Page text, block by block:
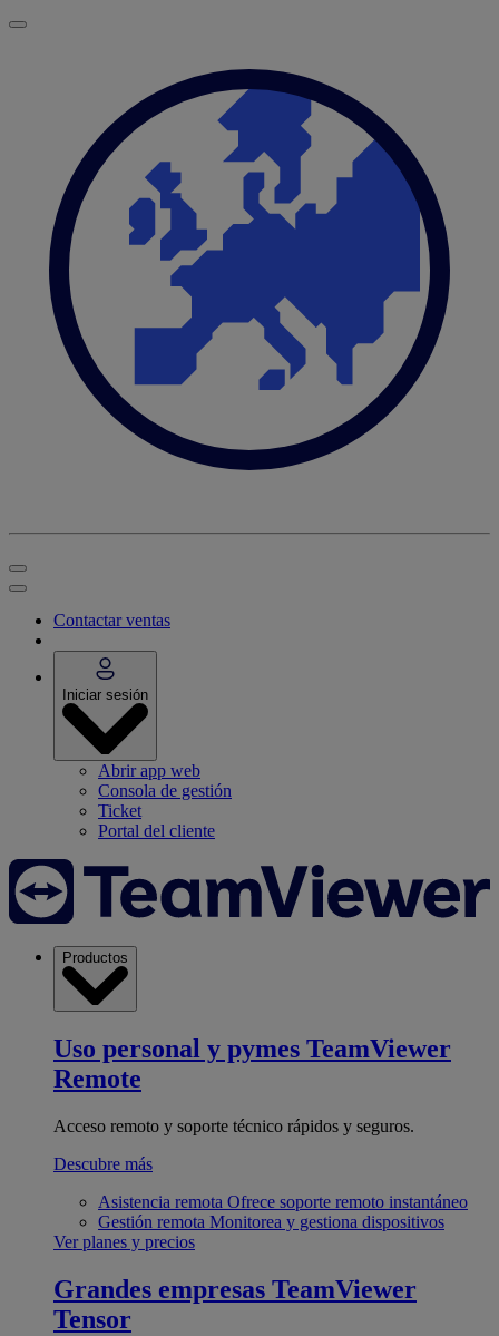
Contactar ventas
Iniciar sesión
Abrir app web
Consola de gestión
Ticket
Portal del cliente
Productos
Uso personal y pymes TeamViewer
Remote
Acceso remoto y soporte técnico rápidos y seguros.
Descubre más
Asistencia remota Ofrece soporte remoto instantáneo
Gestión remota Monitorea y gestiona dispositivos
Ver planes y precios
Grandes empresas TeamViewer
Tensor